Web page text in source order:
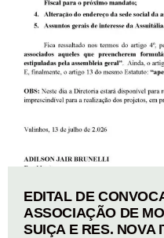
EDITAL DE
ASSOCIAÇÃO DE
SUIÇA E RES. NOVA